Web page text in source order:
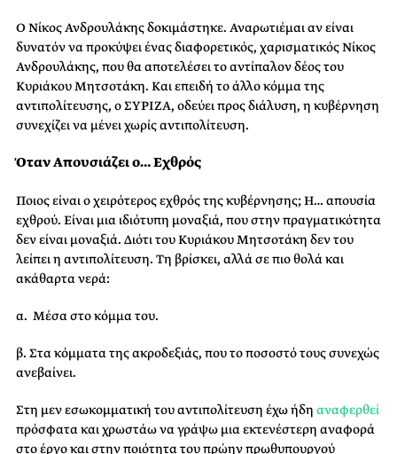
Ο Νίκος Ανδρουλάκης δοκιμάστηκε. Αναρωτιέμαι αν είναι
δυνατόν να προκύψει ένας διαφορετικός, χαρισματικός Νίκος
Ανδρουλάκης, που θα αποτελέσει το αντίπαλον δέος του
Κυριάκου Μητσοτάκη. Και επειδή το άλλο κόμμα της
αντιπολίτευσης, ο ΣΥΡΙΖΑ, οδεύει προς διάλυση, η κυβέρνηση
συνεχίζει να μένει χωρίς αντιπολίτευση.
Όταν Απουσιάζει ο… Εχθρός
Ποιος είναι ο χειρότερος εχθρός της κυβέρνησης; Η… απουσία
εχθρού. Είναι μια ιδιότυπη μοναξιά, που στην πραγματικότητα
δεν είναι μοναξιά. Διότι του Κυριάκου Μητσοτάκη δεν του
λείπει η αντιπολίτευση. Τη βρίσκει, αλλά σε πιο θολά και
ακάθαρτα νερά:
α. Μέσα στο κόμμα του.
β. Στα κόμματα της ακροδεξιάς, που το ποσοστό τους συνεχώς
ανεβαίνει.
Στη μεν εσωκομματική του αντιπολίτευση έχω ήδη αναφερθεί
πρόσφατα και χρωστάω να γράψω μια εκτενέστερη αναφορά
στο έργο και στην ποιότητα του πρώην πρωθυπουργού